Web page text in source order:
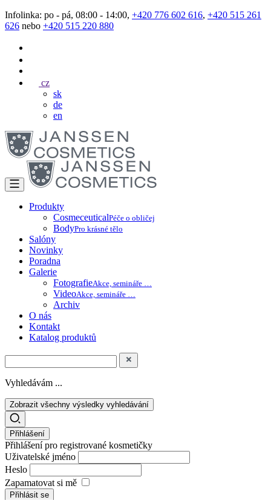
Infolinka: po - pá, 08:00 - 14:00, +420 776 602 616, +420 515 261
626 nebo +420 515 220 880
cz
sk
de
en
Produkty
CosmeceuticalPéče o obličej
BodyPro krásné tělo
Salóny
Novinky
Poradna
Galerie
FotografieAkce, semináře …
VideoAkce, semináře …
Archiv
O nás
Kontakt
Katalog produktů
Vyhledávám ...
Zobrazit všechny výsledky vyhledávání
Přihlášení
Přihlášení pro registrované kosmetičky
Uživatelské jméno
Heslo
Zapamatovat si mě